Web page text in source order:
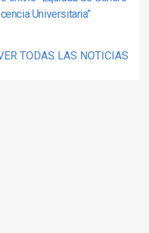
Universitaria”
TODAS LAS NOTICIAS